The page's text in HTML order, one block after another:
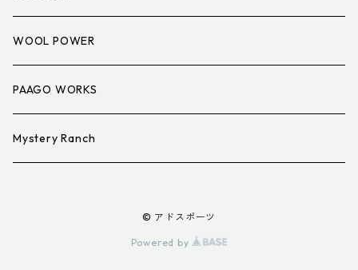
アイウェア
WOOL POWER
PAAGO WORKS
Mystery Ranch
© アドスポーツ
Powered by